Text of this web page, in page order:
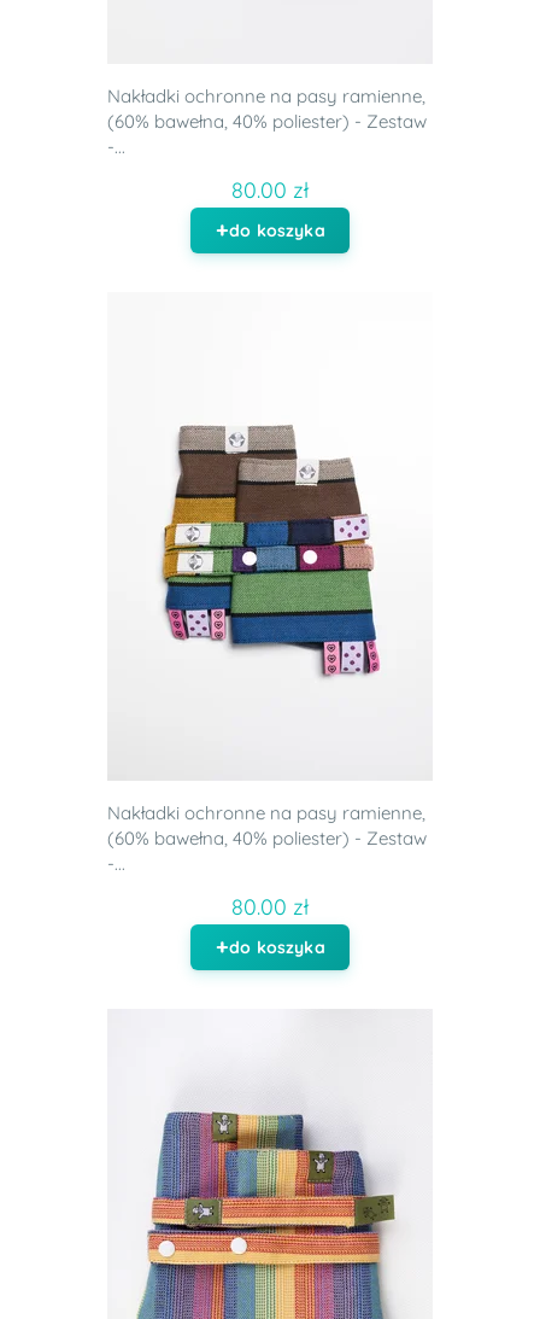
Nakładki ochronne na pasy ramienne,
(60% bawełna, 40% poliester) - Zestaw
-...
80.00 zł
do koszyka
Nakładki ochronne na pasy ramienne,
(60% bawełna, 40% poliester) - Zestaw
-...
80.00 zł
do koszyka